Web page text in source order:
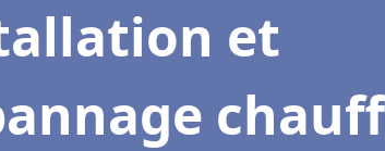
et